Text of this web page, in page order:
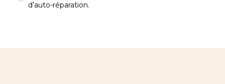
d’auto-réparation.